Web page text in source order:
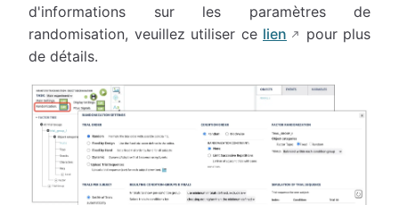
d'informations sur les paramètres de
randomisation, veuillez utiliser ce lien
pour plus
de détails.